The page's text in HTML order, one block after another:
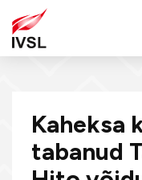
Kaheksa
tabanud